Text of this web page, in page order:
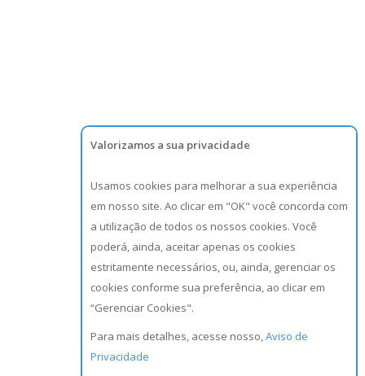
Valorizamos a sua privacidade
Usamos cookies para melhorar a sua experiência
em nosso site. Ao clicar em "OK" você concorda com
a utilização de todos os nossos cookies. Você
poderá, ainda, aceitar apenas os cookies
estritamente necessários, ou, ainda, gerenciar os
cookies conforme sua preferência, ao clicar em
“Gerenciar Cookies".
Para mais detalhes, acesse nosso,Aviso de
Privacidade